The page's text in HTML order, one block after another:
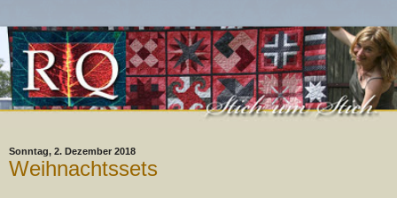
Sonntag, 2. Dezember 2018
Weihnachtssets